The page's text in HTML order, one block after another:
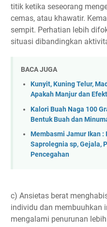
titik ketika seseorang
cemas, atau khawatir.
sempit. Perhatian lebih
situasi dibandingkan
BACA JUGA
Kunyit, Kuning Telur,
Apakah Manjur dan
Kalori Buah Naga 100
Bentuk Buah dan
Membasmi Jamur Ikan :
Saprolegnia sp, Gejala,
Pencegahan
c) Ansietas berat
individu dan membuuhkan
mengalami penurunan